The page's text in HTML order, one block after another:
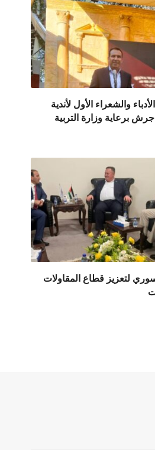
والشعراء الأول لأندية
برعاية وزارة التربية
لتعزيز قطاع المقاولات